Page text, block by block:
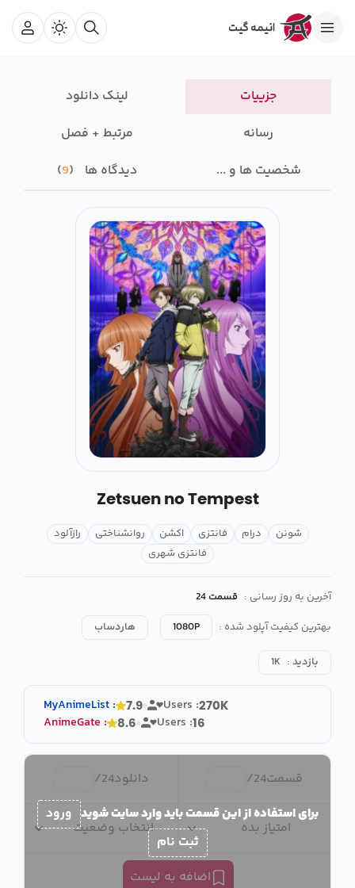
جزییات
لینک دانلود
رسانه‌
مرتبط + فصل
شخصیت ها و ...
دیدگاه ها 9
Zetsuen no Tempest
شونن درام فانتزی اکشن روانشناختی
رازآلود
فانتزی شهری
آخرین به روز رسانی : قسمت 24
بهترین کیفیت آپلود شده :
1080P هاردساب
بازدید : 1K
MyAnimeList : 7.9 Users :270K
AnimeGate : 8.6 Users :16
قسمت24
/ دانلود24
/
امتیاز بده انتخاب وضعیت
اضافه به لیست
برای استفاده از این قسمت باید وارد سایت شوید ورود
ثبت نام